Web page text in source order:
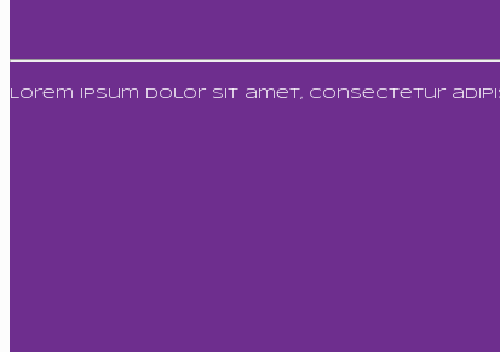
Lorem ipsum dolor sit amet, consectetur